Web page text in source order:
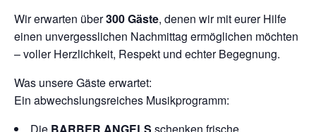
Wir erwarten über300 Gäste, denen wir mit eurer Hilfe
einen unvergesslichen Nachmittag ermöglichen möchten
– voller Herzlichkeit, Respekt und echter Begegnung.
Was unsere Gäste erwartet:
Ein abwechslungsreiches Musikprogramm: